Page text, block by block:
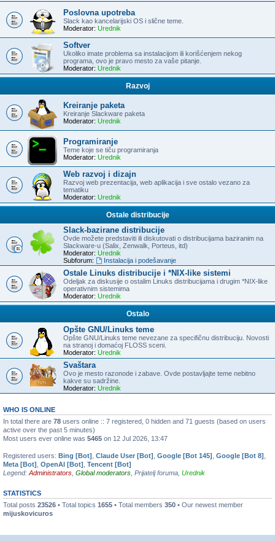
Poslovna upotreba
Slack kao kancelarijski OS i slične teme.
Moderator: Urednik
Softver
Ukoliko imate problema sa instalacijom ili korišćenjem nekog
programa, ovo je pravo mesto za vaše pitanje.
Moderator: Urednik
Razvoj
Kreiranje paketa
Kreiranje Slackware paketa
Moderator: Urednik
Programiranje
Teme koje se tiču programiranja
Moderator: Urednik
Web razvoj i dizajn
Razvoj web prezentacija, web aplikacija i sve ostalo vezano za
tematiku
Moderator: Urednik
Ostale distribucije
Slack-bazirane distribucije
Ovde možete predstaviti ili diskutovati o distribucijama baziranim na
Slackware-u (Salix, Zenwalk, Porteus, itd)
Moderator: Urednik
Subforum:
Instalacija i podešavanje
Ostale Linuks distribucije i *NIX-like sistemi
Odeljak za diskusije o ostalim Linuks distribucijama i drugim *NIX-like
operativnim sistemima
Moderator: Urednik
Ostalo
Opšte GNU/Linuks teme
Opšte GNU/Linuks teme nevezane za specifičnu distribuciju. Novosti
na stranoj i domaćoj FLOSS sceni.
Moderator: Urednik
Svaštara
Ovo je mesto razonode i zabave. Ovde postavljajte teme nebitno
kakve su sadržine.
Moderator: Urednik
WHO IS ONLINE
In total there are 78 users online :: 7 registered, 0 hidden and 71 guests (based on users
active over the past 5 minutes)
Most users ever online was 5465 on 12 Jul 2026, 13:47
Registered users: Bing [Bot] Claude User [Bot] Google [Bot 145] Google [Bot 8]
Meta [Bot] OpenAI [Bot] Tencent [Bot]
Legend: Administrators Global moderators Prijatelj foruma Urednik
STATISTICS
Total posts 23526 • Total topics 1655 • Total members 350 • Our newest member
mijuskovicuros